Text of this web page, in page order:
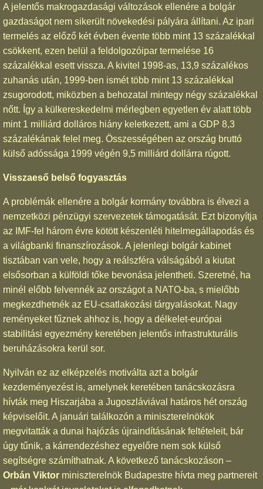
A jelentős makrogazdasági változások ellenére a bolgár
gazdaságot nem sikerült növekedési pályára állítani. Az ipari
termelés az előző két évben évente több mint 13 százalékkal
csökkent, ezen belül a feldolgozóipar termelése 16
százalékkal esett vissza. A kivitel 1998-as, 13,9 százalékos
zuhanás után, 1999-ben ismét több mint 13 százalékkal
zsugorodott, miközben a behozatal mintegy négy százalékkal
nőtt. Így a külkereskedelmi mérlegben egyetlen év alatt több
mint 1 milliárd dolláros hiány keletkezett, ami a GDP 8,3
százalékának felel meg. Összességében az ország bruttó
külső adóssága 1999 végén 9,5 milliárd dollárra rúgott.
Visszaeső belső fogyasztás
A problémák ellenére a bolgár kormány továbbra is élvezi a
nemzetközi pénzügyi szervezetek támogatását. Ezt bizonyítja
az IMF-fel három évre kötött készenléti hitelmegállapodás és
a világbanki finanszírozások. A jelenlegi bolgár kabinet
tisztában van vele, hogy a reálszféra válságából a kiutat
elsősorban a külföldi tőke bevonása jelentheti. Szeretné, ha
minél előbb felvennék az országot a NATO-ba, s mielőbb
megkezdhetnék az EU-csatlakozási tárgyalásokat. Nagy
reményeket fűznek ahhoz is, hogy a délkelet-európai
stabilitási egyezmény keretében jelentős infrastrukturális
beruházásokra kerül sor.
Nyilván ez az elképzelés motiválta azt a bolgár
kezdeményezést is, amelynek keretében tanácskozásra
hívták meg Hiszarjába a Jugoszláviával határos hét ország
képviselőit. A januári találkozón a miniszterelnökök
megvitatták a dunai hajózás újraindításának feltételeit, bár
úgy tűnik, a kárrendezéshez egyelőre nem sok külső
segítségre számíthatnak. A következő tanácskozáson –
Orbán Viktor miniszterelnök Budapestre hívta meg partnereit